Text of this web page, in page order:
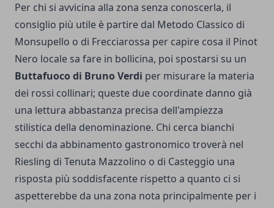
Per chi si avvicina alla zona senza conoscerla, il
consiglio più utile è partire dal Metodo Classico di
Monsupello o di Frecciarossa per capire cosa il Pinot
Nero locale sa fare in bollicina, poi spostarsi su un
Buttafuoco di Bruno Verdi per misurare la materia
dei rossi collinari; queste due coordinate danno già
una lettura abbastanza precisa dell'ampiezza
stilistica della denominazione. Chi cerca bianchi
secchi da abbinamento gastronomico troverà nel
Riesling di Tenuta Mazzolino o di Casteggio una
risposta più soddisfacente rispetto a quanto ci si
aspetterebbe da una zona nota principalmente per i